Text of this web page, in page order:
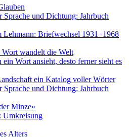
Sprache und Dichtung: Jahrbuch
Briefwechsel 1931−1968
wandelt die Welt
ein Wort ansieht, desto ferner sieht es
ein Katalog voller Wörter
Sprache und Dichtung: Jahrbuch
Minze«
Umkreisung
Alters